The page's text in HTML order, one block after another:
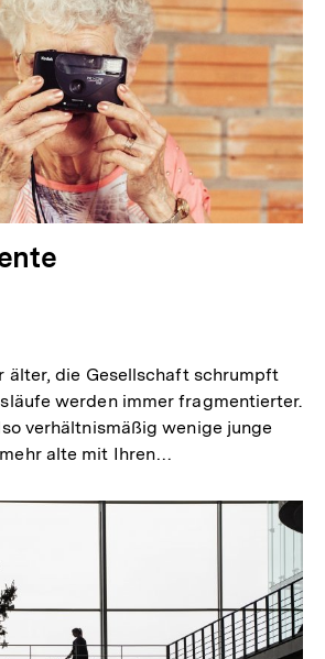
älter, die Gesellschaft schrumpft
werden immer fragmentierter.
verhältnismäßig wenige junge
alte mit Ihren…